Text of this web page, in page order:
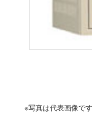
※写真は代表画像で